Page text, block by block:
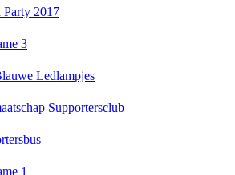
Party 2017
3
Ledlampjes
Supportersclub
1